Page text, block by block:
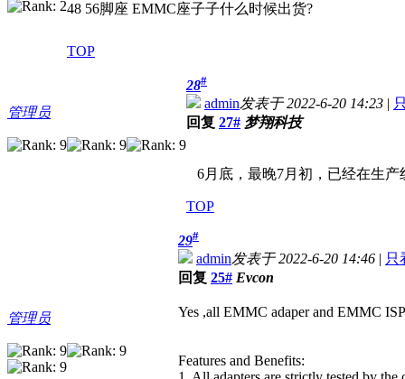
48 56脚座 EMMC座子子什么时候出货?
TOP
管理员
28#
admin发表于 2022-6-20 14:23 |
回复 27# 梦翔科技
6月底，最晚7月初，已经在生产
TOP
管理员
29#
admin发表于 2022-6-20 14:46 | 只
回复 25# Evcon
Yes ,all EMMC adaper and EMMC
Features and Benefits: